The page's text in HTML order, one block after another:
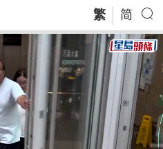
繁 简